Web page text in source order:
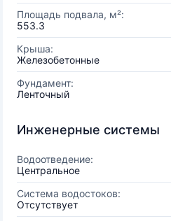
Площадь подвала, м²:
553.3
Крыша:
Железобетонные
Фундамент:
Ленточный
Инженерные системы
Водоотведение:
Центральное
Система водостоков:
Отсутствует